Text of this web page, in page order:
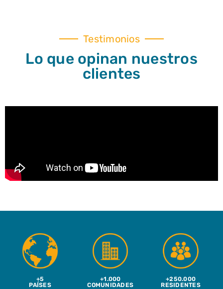
Testimonios
Lo que opinan nuestros
clientes
+5
PAÍSES
+1.000
COMUNIDADES
+250.000
RESIDENTES